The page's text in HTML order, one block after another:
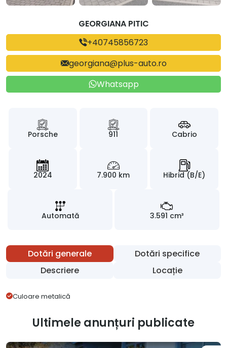
GEORGIANA PITIC
+40745856723
georgiana@plus-auto.ro
Whatsapp
Porsche 911 Cabrio
2024 7.900 km Hibrid (B/E)
Automată 3.591 cm³
Dotări generale
Dotări specifice
Descriere
Locație
Culoare metalică
Ultimele anunțuri publicate